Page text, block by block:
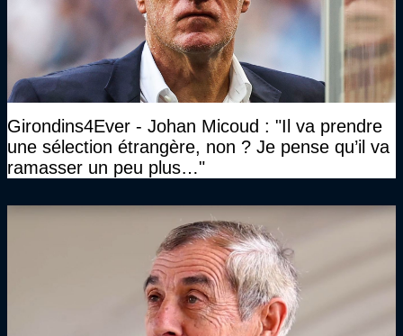
Girondins4Ever - Johan Micoud : "Il va prendre
une sélection étrangère, non ? Je pense qu’il va
ramasser un peu plus…"